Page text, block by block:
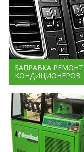
ЗАПРАВКА РЕМОНТ
КОНДИЦИОНЕРОВ